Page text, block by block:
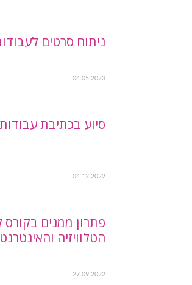
ניתוח סרטים
04.05.2023
סיוע בכתיבת עבודות
04.12.2022
פתרון ממנים בקורס
הטלוויזיה והאינטרנט
27.09.2022